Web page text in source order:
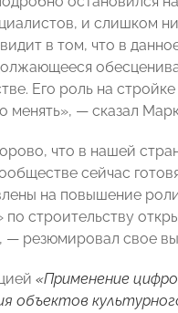
и слишком
в том, что в
Его роль на
менять», — сказал
что в нашей
сейчас
на повышение
— резюмировал свое
«Применение
объектов